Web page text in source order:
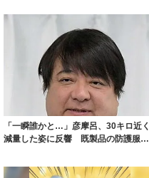
「一瞬誰かと…」彦摩呂、30キロ近く
減量した姿に反響 既製品の防護服が